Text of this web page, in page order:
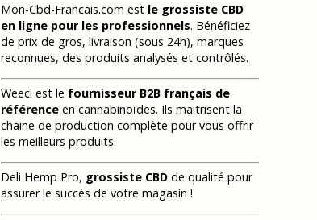
Mon-Cbd-Francais.com est le grossiste CBD
en ligne pour les professionnels. Bénéficiez
de prix de gros, livraison (sous 24h), marques
reconnues, des produits analysés et contrôlés.
Weecl est le fournisseur B2B français de
référence en cannabinoïdes. Ils maitrisent la
chaine de production complète pour vous offrir
les meilleurs produits.
Deli Hemp Pro, grossiste CBD de qualité pour
assurer le succès de votre magasin !